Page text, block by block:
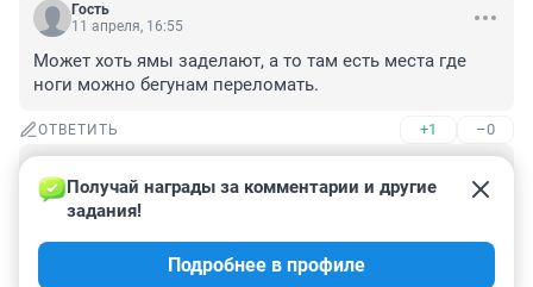
Гость
11 апреля, 16:55
Может хоть ямы заделают, а то там есть места где
ноги можно бегунам переломать.
ОТВЕТИТЬ +1 –0
11 апреля, 15:02
В парке «Арена» и на парковках «Сибирь Арены»
можно бегать без создания проблем транспорту. Но,
Получай награды за комментарии и другие
задания!
Подробнее в профиле